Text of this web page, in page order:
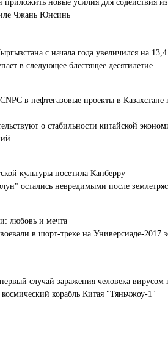
новые усилия для содействия
Чжань Юнсинь
с начала года увеличился на
в следующее блестящее десятилетие
в нефтегазовые проекты в Казахстане
о стабильности китайской
культуры посетила Канберру
остались невредимыми после
любовь и мечта
в шорт-треке на Универсиаде-2017
случай заражения человека вирусом
корабль Китая "Тяньчжоу-1"